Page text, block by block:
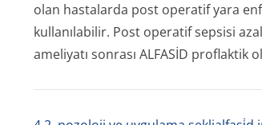
olan hastalarda post operatif yara
kullanılabilir. Post operatif sepsisi
ameliyatı sonrası ALFASİD proflaktik